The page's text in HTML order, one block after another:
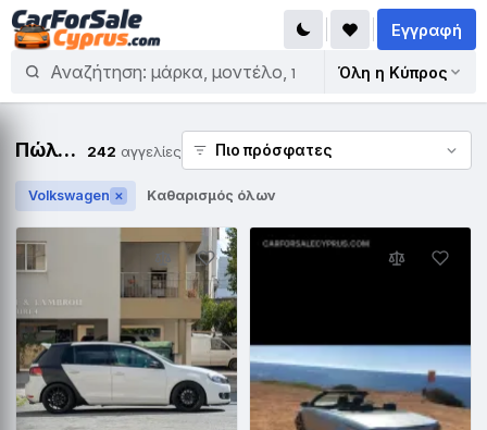
Όλη η Κύπρος
Εγγραφή
Πώληση Volkswagen 242 αγγελίες
Volkswagen ✕ Καθαρισμός όλων